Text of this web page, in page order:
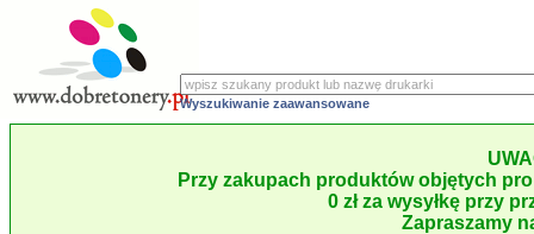
Wyszukiwanie zaawansowane
Przy zakupach produktów objętych
0 zł za wysyłkę przy
Zapraszamy